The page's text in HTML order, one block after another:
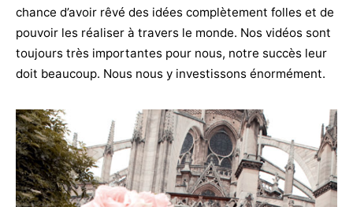
chance d’avoir rêvé des idées complètement folles et de
pouvoir les réaliser à travers le monde. Nos vidéos sont
toujours très importantes pour nous, notre succès leur
doit beaucoup. Nous nous y investissons énormément.